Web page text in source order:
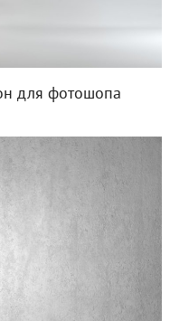
для фотошопа